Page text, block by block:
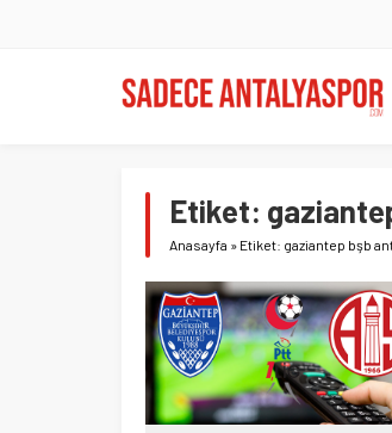
Etiket:
Anasayfa » Etiket: gaziantep bşb